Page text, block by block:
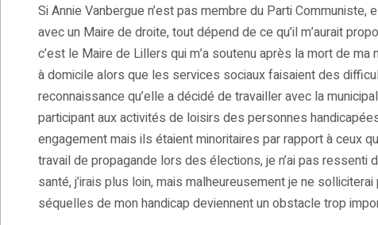
Si Annie Vanbergue n’est pas membre du Parti
avec un Maire de droite, tout dépend de ce qu’il m’aurait
c’est le Maire de Lillers qui m’a soutenu après la mort de
à domicile alors que les services sociaux faisaient des
reconnaissance qu’elle a décidé de travailler avec la
participant aux activités de loisirs des personnes
engagement mais ils étaient minoritaires par rapport à ceux
travail de propagande lors des élections, je n’ai pas ressenti
santé, j’irais plus loin, mais malheureusement je ne
séquelles de mon handicap deviennent un obstacle trop